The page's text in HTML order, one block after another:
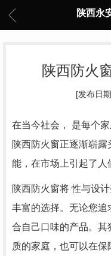
陕西永
陕西防火
[发布日
在当今社会， 是每个
陕西防火窗正逐渐崭
能，在市场上引起了人
陕西防火窗将 性与设
丰富的选择。无论您
合自己口味的产品。其
质的家庭，也可以在